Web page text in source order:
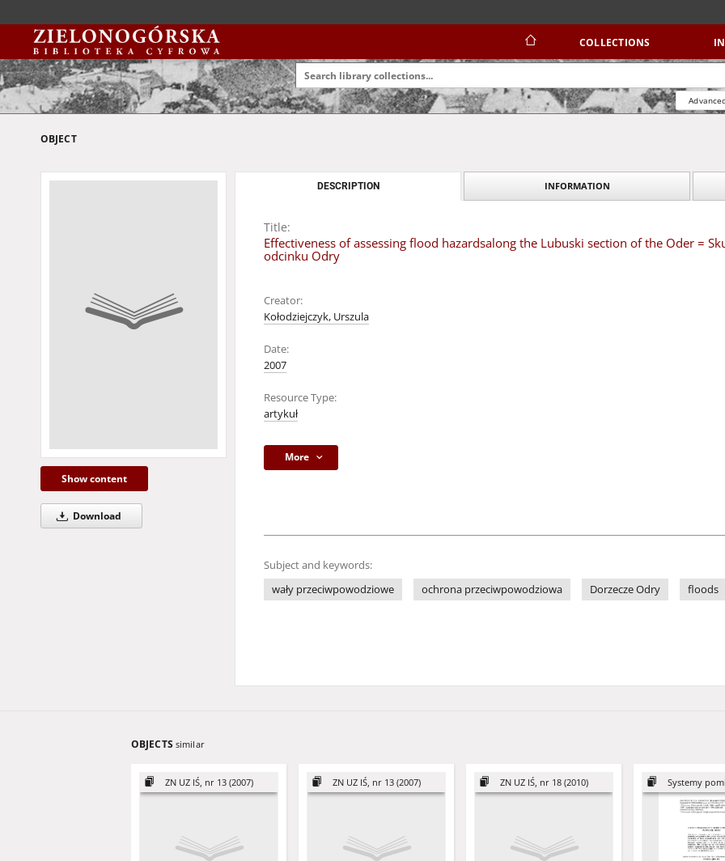
COLLECTIONS
OBJECT
Show content
Download
DESCRIPTION INFORMATION
Title:
Effectiveness of assessing flood hazardsalong the Lubuski section of the Oder =
odcinku Odry
Creator:
Kołodziejczyk, Urszula
Date:
2007
Resource Type:
artykuł
More
Subject and keywords:
wały przeciwpowodziowe
ochrona przeciwpowodziowa Dorzecze Odry floods
OBJECTS similar
ZN UZ IŚ, nr 13 (2007) ZN UZ IŚ, nr 13 (2007) ZN UZ IŚ, nr 18 (2010) Systemy